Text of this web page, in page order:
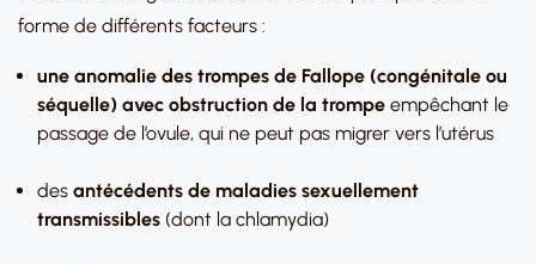
forme de différents facteurs :
une anomalie des trompes de Fallope (congénitale ou
séquelle) avec obstruction de la trompe empêchant le
passage de l’ovule, qui ne peut pas migrer vers l’utérus
des antécédents de maladies sexuellement
transmissibles (dont la chlamydia)